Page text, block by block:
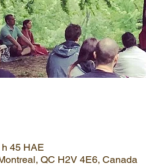
45 HAE
QC H2V 4E6, Canada